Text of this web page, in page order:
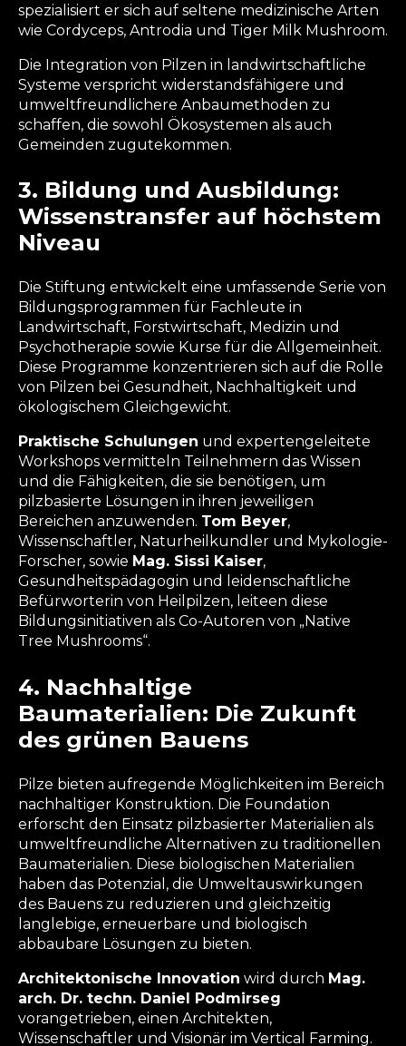
spezialisiert er sich auf seltene medizinische Arten
wie Cordyceps, Antrodia und Tiger Milk Mushroom.
Die Integration von Pilzen in landwirtschaftliche
Systeme verspricht widerstandsfähigere und
umweltfreundlichere Anbaumethoden zu
schaffen, die sowohl Ökosystemen als auch
Gemeinden zugutekommen.
3. Bildung und Ausbildung:
Wissenstransfer auf höchstem
Niveau
Die Stiftung entwickelt eine umfassende Serie von
Bildungsprogrammen für Fachleute in
Landwirtschaft, Forstwirtschaft, Medizin und
Psychotherapie sowie Kurse für die Allgemeinheit.
Diese Programme konzentrieren sich auf die Rolle
von Pilzen bei Gesundheit, Nachhaltigkeit und
ökologischem Gleichgewicht.
Praktische Schulungen und expertengeleitete
Workshops vermitteln Teilnehmern das Wissen
und die Fähigkeiten, die sie benötigen, um
pilzbasierte Lösungen in ihren jeweiligen
Bereichen anzuwenden. Tom Beyer,
Wissenschaftler, Naturheilkundler und Mykologie-
Forscher, sowie Mag. Sissi Kaiser,
Gesundheitspädagogin und leidenschaftliche
Befürworterin von Heilpilzen, leiteen diese
Bildungsinitiativen als Co-Autoren von „Native
Tree Mushrooms“.
4. Nachhaltige
Baumaterialien: Die Zukunft
des grünen Bauens
Pilze bieten aufregende Möglichkeiten im Bereich
nachhaltiger Konstruktion. Die Foundation
erforscht den Einsatz pilzbasierter Materialien als
umweltfreundliche Alternativen zu traditionellen
Baumaterialien. Diese biologischen Materialien
haben das Potenzial, die Umweltauswirkungen
des Bauens zu reduzieren und gleichzeitig
langlebige, erneuerbare und biologisch
abbaubare Lösungen zu bieten.
Architektonische Innovation wird durch Mag.
arch. Dr. techn. Daniel Podmirseg
vorangetrieben, einen Architekten,
Wissenschaftler und Visionär im Vertical Farming.